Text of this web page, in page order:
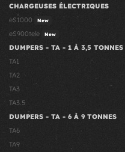
CHARGEUSES ÉLECTRIQUES
eS1000
New
eS900tele New
DUMPERS - TA - 1 À 3,5 TONNES
TA1
TA2
TA3
TA3.5
DUMPERS - TA - 6 À 9 TONNES
TA6
TA9